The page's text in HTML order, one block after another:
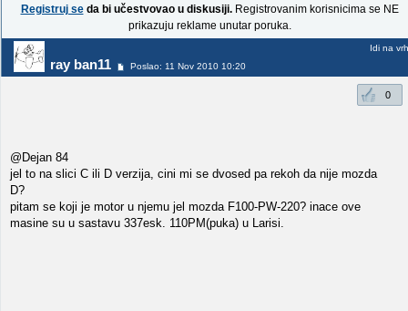
Registruj seda bi učestvovao u diskusiji.Registrovanim korisnicima se NE
prikazuju reklame unutar poruka.
ray ban11 Poslao: 11 Nov 2010 10:20
Idi na vrh
0
@Dejan 84
jel to na slici C ili D verzija, cini mi se dvosed pa rekoh da nije mozda
D?
pitam se koji je motor u njemu jel mozda F100-PW-220? inace ove
masine su u sastavu 337esk. 110PM(puka) u Larisi.